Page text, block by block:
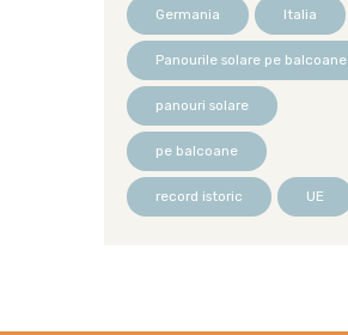
Germania Italia
Panourile solare pe balcoane
panouri solare
pe balcoane
record istoric UE